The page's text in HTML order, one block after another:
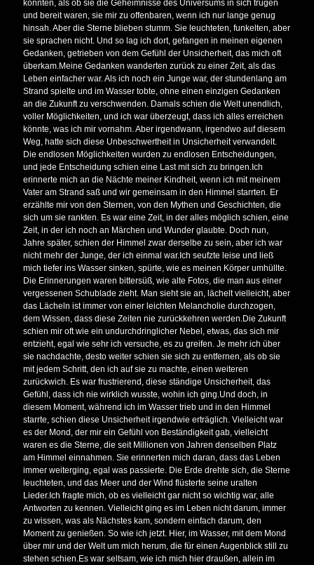
könnten, als ob sie die Geheimnisse des Universums in sich trugen
und bereit waren, sie mir zu offenbaren, wenn ich nur lange genug
hinsah. Aber die Sterne blieben stumm. Sie leuchteten, funkelten, aber
sie sprachen nicht. Und so lag ich dort, gefangen in meinen eigenen
Gedanken, getrieben von dem Gefühl der Unsicherheit, das mich oft
überkam.Meine Gedanken wanderten zurück zu einer Zeit, als das
Leben einfacher war. Als ich noch ein Junge war, der stundenlang am
Strand spielte und im Wasser tobte, ohne einen einzigen Gedanken
an die Zukunft zu verschwenden. Damals schien die Welt unendlich,
voller Möglichkeiten, und ich war überzeugt, dass ich alles erreichen
könnte, was ich mir vornahm. Aber irgendwann, irgendwo auf diesem
Weg, hatte sich diese Unbeschwertheit in Unsicherheit verwandelt.
Die endlosen Möglichkeiten wurden zu endlosen Entscheidungen,
und jede Entscheidung schien eine Last mit sich zu bringen.Ich
erinnerte mich an die Nächte meiner Kindheit, wenn ich mit meinem
Vater am Strand saß und wir gemeinsam in den Himmel starrten. Er
erzählte mir von den Sternen, von den Mythen und Geschichten, die
sich um sie rankten. Es war eine Zeit, in der alles möglich schien, eine
Zeit, in der ich noch an Märchen und Wunder glaubte. Doch nun,
Jahre später, schien der Himmel zwar derselbe zu sein, aber ich war
nicht mehr der Junge, der ich einmal war.Ich seufzte leise und ließ
mich tiefer ins Wasser sinken, spürte, wie es meinen Körper umhüllte.
Die Erinnerungen waren bittersüß, wie alte Fotos, die man aus einer
vergessenen Schublade zieht. Man sieht sie an, lächelt vielleicht, aber
das Lächeln ist immer von einer leichten Melancholie durchzogen,
dem Wissen, dass diese Zeiten nie zurückkehren werden.Die Zukunft
schien mir oft wie ein undurchdringlicher Nebel, etwas, das sich mir
entzieht, egal wie sehr ich versuche, es zu greifen. Je mehr ich über
sie nachdachte, desto weiter schien sie sich zu entfernen, als ob sie
mit jedem Schritt, den ich auf sie zu machte, einen weiteren
zurückwich. Es war frustrierend, diese ständige Unsicherheit, das
Gefühl, dass ich nie wirklich wusste, wohin ich ging.Und doch, in
diesem Moment, während ich im Wasser trieb und in den Himmel
starrte, schien diese Unsicherheit irgendwie erträglich. Vielleicht war
es der Mond, der mir ein Gefühl von Beständigkeit gab, vielleicht
waren es die Sterne, die seit Millionen von Jahren denselben Platz
am Himmel einnahmen. Sie erinnerten mich daran, dass das Leben
immer weiterging, egal was passierte. Die Erde drehte sich, die Sterne
leuchteten, und das Meer und der Wind flüsterte seine uralten
Lieder.Ich fragte mich, ob es vielleicht gar nicht so wichtig war, alle
Antworten zu kennen. Vielleicht ging es im Leben nicht darum, immer
zu wissen, was als Nächstes kam, sondern einfach darum, den
Moment zu genießen. So wie ich jetzt. Hier, im Wasser, mit dem Mond
über mir und der Welt um mich herum, die für einen Augenblick still zu
stehen schien.Es war seltsam, wie ich mich hier draußen, allein im